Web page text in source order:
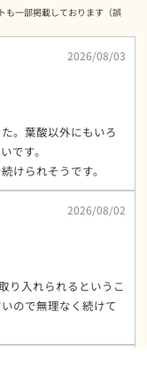
も一部掲載しております（誤
2026/08/03
。葉酸以外にもいろ
です。
けられそうです。
2026/08/02
り入れられるというこ
ので無理なく続けて